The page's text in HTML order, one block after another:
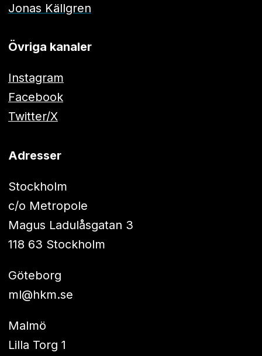
Jonas Källgren
Övriga kanaler
Instagram
Facebook
Twitter/X
Adresser
Stockholm
c/o Metropole
Magus Ladulåsgatan 3
118 63 Stockholm
Göteborg
ml@hkm.se
Malmö
Lilla Torg 1